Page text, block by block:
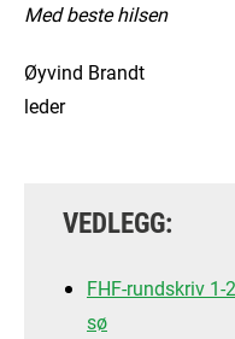
Med beste hilsen
Øyvind Brandt
leder
VEDLEGG:
FHF-rundskriv
sø